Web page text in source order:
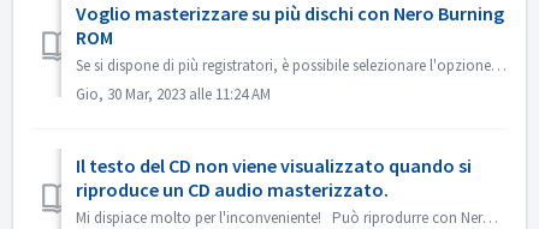
Voglio masterizzare su più dischi con Nero Burning
ROM
Se si dispone di più registratori, è possibile selezionare l'opzione 'Usa più registratori' nella scheda Masterizzazione prima di masterizzare. ...
Gio, 30 Mar, 2023 alle 11:24 AM
Il testo del CD non viene visualizzato quando si
riproduce un CD audio masterizzato.
Mi dispiace molto per l'inconveniente! Può riprodurre con Nero MediaHome e controllare i metadati? I lettori devono supportare la lettura del testo de...